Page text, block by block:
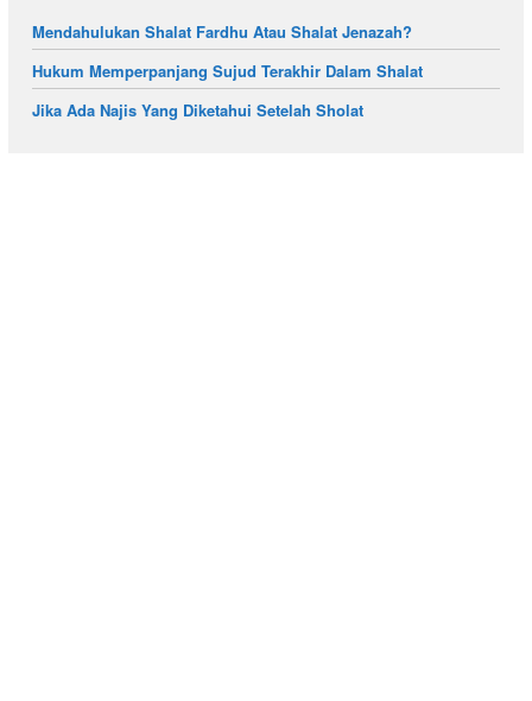
Mendahulukan Shalat Fardhu Atau Shalat Jenazah?
Hukum Memperpanjang Sujud Terakhir Dalam Shalat
Jika Ada Najis Yang Diketahui Setelah Sholat